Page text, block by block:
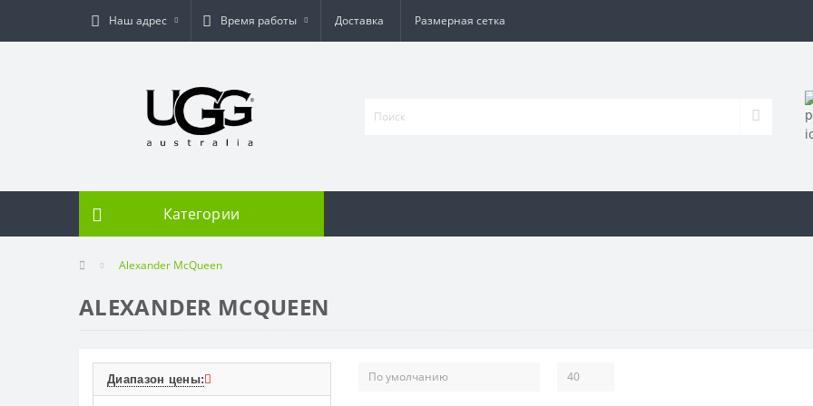
Наш адрес Время работы Доставка Размерная сетка
Категории
Alexander McQueen
ALEXANDER MCQUEEN
Диапазон цены: